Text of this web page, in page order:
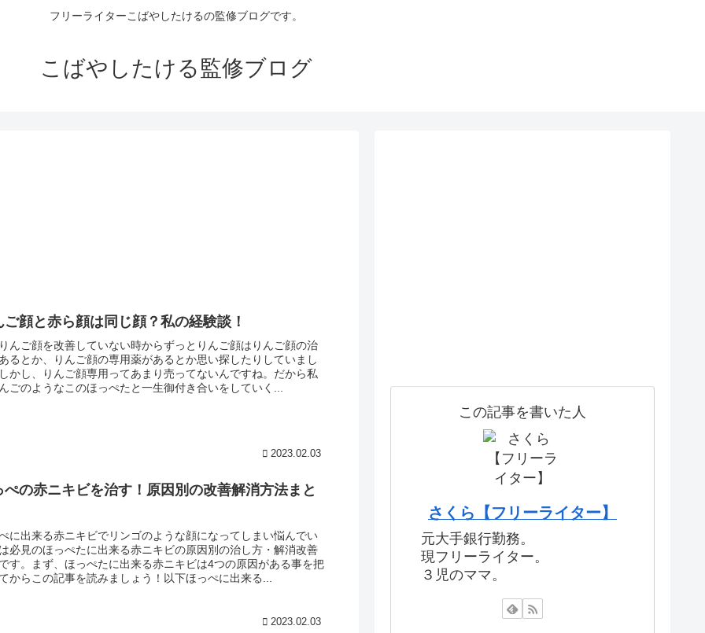
フリーライターこばやしたけるの監修ブログです。
こばやしたける監修ブログ
ご顔と赤ら顔は同じ顔？私の経験談！
んご顔を改善していない時からずっとりんご顔はりんご顔の治
るとか、りんご顔の専用薬があるとか思い探したりしていまし
かし、りんご顔専用ってあまり売ってないんですね。だから私
ごのようなこのほっぺたと一生御付き合いをしていく...
2023.02.03
ぺの赤ニキビを治す！原因別の改善解消方法まと
に出来る赤ニキビでリンゴのような顔になってしまい悩んでい
必見のほっぺたに出来る赤ニキビの原因別の治し方・解消改善
す。まず、ほっぺたに出来る赤ニキビは4つの原因がある事を把
からこの記事を読みましょう！以下ほっぺに出来る...
2023.02.03
この記事を書いた人
さくら【フリーライター】
元大手銀行勤務。
現フリーライター。
３児のママ。